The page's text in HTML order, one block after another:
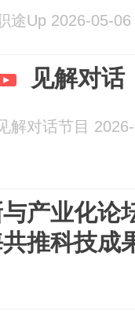
途Up 2026-05-06
见解对话
解对话节目
产业化论
推科技成